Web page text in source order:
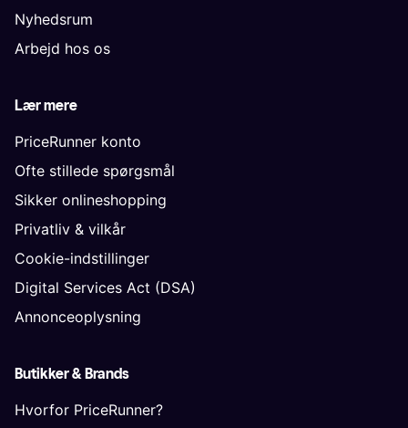
Nyhedsrum
Arbejd hos os
Lær mere
PriceRunner konto
Ofte stillede spørgsmål
Sikker onlineshopping
Privatliv & vilkår
Cookie-indstillinger
Digital Services Act (DSA)
Annonceoplysning
Butikker & Brands
Hvorfor PriceRunner?